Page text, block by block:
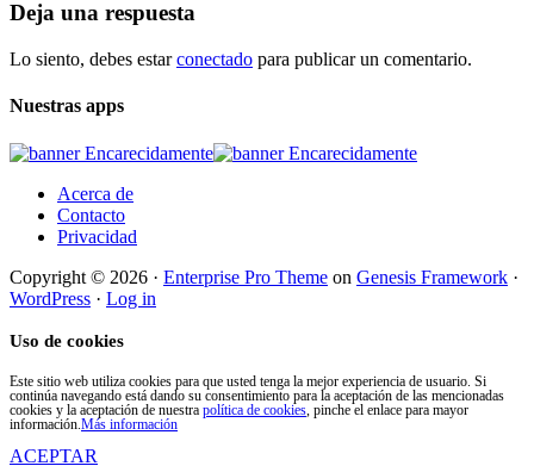
Deja una respuesta
Lo siento, debes estarconectado para publicar un comentario.
Nuestras apps
Acerca de
Contacto
Privacidad
Copyright © 2026 · Enterprise Pro Theme on Genesis Framework ·
WordPress · Log in
Uso de cookies
Este sitio web utiliza cookies para que usted tenga la mejor experiencia de usuario. Si
continúa navegando está dando su consentimiento para la aceptación de las mencionadas
cookies y la aceptación de nuestra política de cookies, pinche el enlace para mayor
información.Más información
ACEPTAR